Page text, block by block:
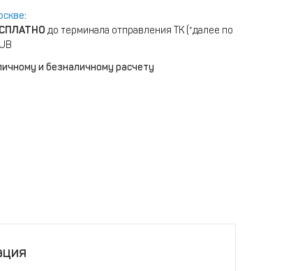
:
до терминала отправления ТК (*далее по
и безналичному расчету